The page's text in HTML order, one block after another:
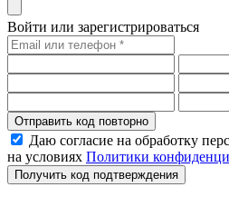
Войти или зарегистрироваться
Отправить код повторно
Даю согласие на обработку
на условиях Политики
Получить код подтверждения